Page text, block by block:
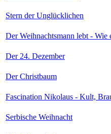
Stern der Unglücklichen
Der Weihnachtsmann lebt - Wie
Der 24. Dezember
Der Christbaum
Fascination Nikolaus - Kult,
Serbische Weihnacht